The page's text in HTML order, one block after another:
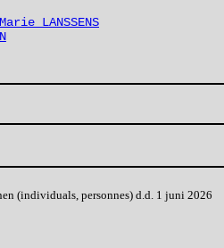
LANSSENS
(individuals, personnes) d.d. 1 juni 2026